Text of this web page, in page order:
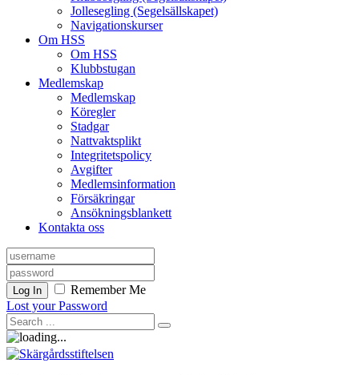
Jollesegling (Segelsällskapet)
Navigationskurser
Om HSS
Om HSS
Klubbstugan
Medlemskap
Medlemskap
Köregler
Stadgar
Nattvaktsplikt
Integritetspolicy
Avgifter
Medlemsinformation
Försäkringar
Ansökningsblankett
Kontakta oss
Log In
Remember Me
Lost your Password